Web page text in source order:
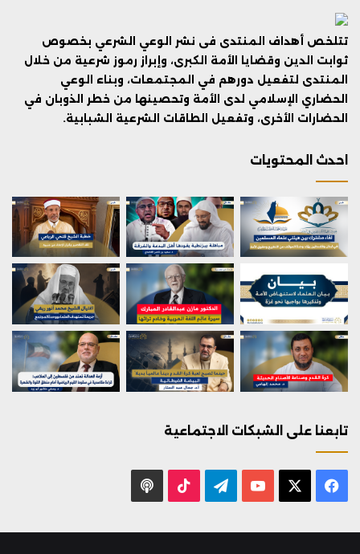
تتلخص أهداف المنتدى فى نشر الوعي الشرعي بخصوص
ثوابت الدين وقضايا الأمة الكبرى، وإبراز رموز شرعية من خلال
المنتدى لتفعيل دورهم في المجتمعات، وبناء الوعي
الحضاري الإسلامي لدى الأمة وتحصينها من خطر الذوبان في
الحضارات الأخرى، وتفعيل الطاقات الشرعية الشبابية.
احدث المحتويات
تابعنا على الشبكات الاجتماعية
فيسبوك يوتيوب تيلقرام ‫TikTok